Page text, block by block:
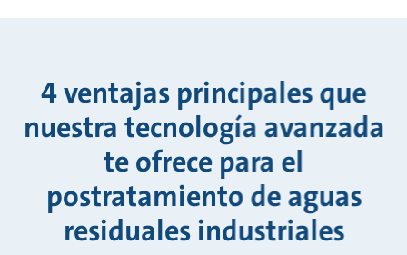
4 ventajas principales que
nuestra tecnología avanzada
te ofrece para el
postratamiento de aguas
residuales industriales